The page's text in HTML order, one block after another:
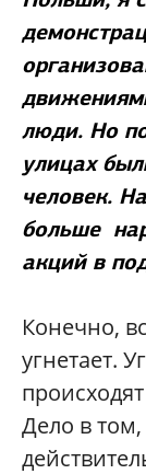
люди. Но
улицах
человек.
больше
акций в
Конечно,
угнетает.
Дело в